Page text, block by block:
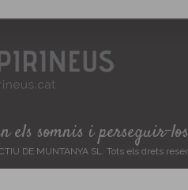
els somnis i perseguir-los
DE MUNTANYA SL. Tots els drets